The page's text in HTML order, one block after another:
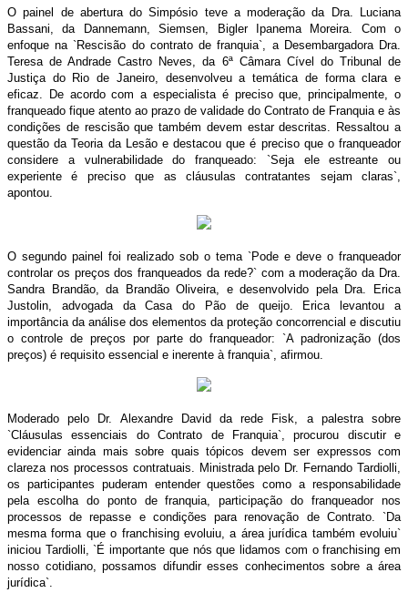
O painel de abertura do Simpósio teve a moderação da Dra. Luciana
Bassani, da Dannemann, Siemsen, Bigler Ipanema Moreira. Com o
enfoque na `Rescisão do contrato de franquia`, a Desembargadora Dra.
Teresa de Andrade Castro Neves, da 6ª Câmara Cível do Tribunal de
Justiça do Rio de Janeiro, desenvolveu a temática de forma clara e
eficaz. De acordo com a especialista é preciso que, principalmente, o
franqueado fique atento ao prazo de validade do Contrato de Franquia e às
condições de rescisão que também devem estar descritas. Ressaltou a
questão da Teoria da Lesão e destacou que é preciso que o franqueador
considere a vulnerabilidade do franqueado: `Seja ele estreante ou
experiente é preciso que as cláusulas contratantes sejam claras`,
apontou.
O segundo painel foi realizado sob o tema `Pode e deve o franqueador
controlar os preços dos franqueados da rede?` com a moderação da Dra.
Sandra Brandão, da Brandão Oliveira, e desenvolvido pela Dra. Erica
Justolin, advogada da Casa do Pão de queijo. Erica levantou a
importância da análise dos elementos da proteção concorrencial e discutiu
o controle de preços por parte do franqueador: `A padronização (dos
preços) é requisito essencial e inerente à franquia`, afirmou.
Moderado pelo Dr. Alexandre David da rede Fisk, a palestra sobre
`Cláusulas essenciais do Contrato de Franquia`, procurou discutir e
evidenciar ainda mais sobre quais tópicos devem ser expressos com
clareza nos processos contratuais. Ministrada pelo Dr. Fernando Tardiolli,
os participantes puderam entender questões como a responsabilidade
pela escolha do ponto de franquia, participação do franqueador nos
processos de repasse e condições para renovação de Contrato. `Da
mesma forma que o franchising evoluiu, a área jurídica também evoluiu`
iniciou Tardiolli, `É importante que nós que lidamos com o franchising em
nosso cotidiano, possamos difundir esses conhecimentos sobre a área
jurídica`.